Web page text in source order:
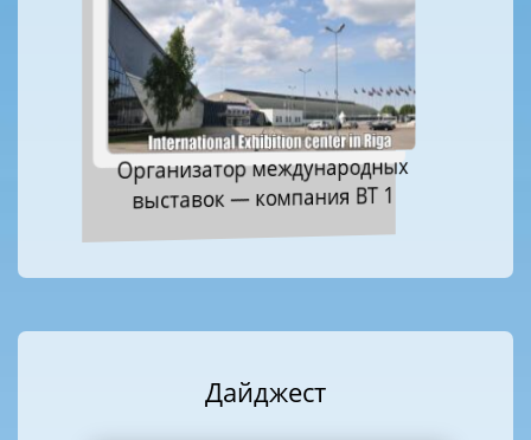
Организатор международных
выставок — компания ВТ 1
Дайджест